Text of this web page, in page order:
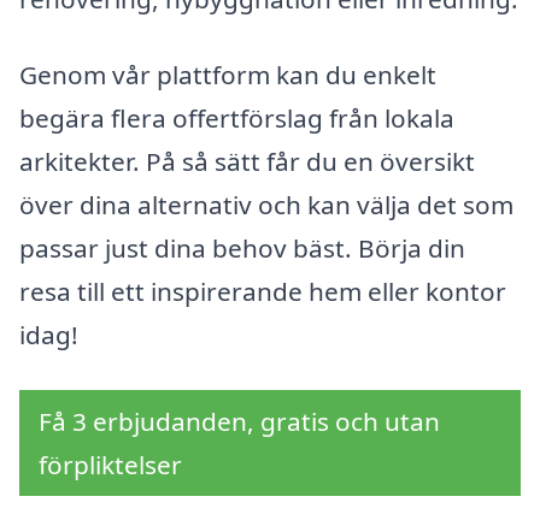
Genom vår plattform kan du enkelt
begära flera offertförslag från lokala
arkitekter. På så sätt får du en översikt
över dina alternativ och kan välja det som
passar just dina behov bäst. Börja din
resa till ett inspirerande hem eller kontor
idag!
Få 3 erbjudanden, gratis och utan
förpliktelser